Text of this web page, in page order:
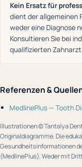
Kein Ersatz für
dient der
weder eine Diagnose
Konsultieren Sie bei
qualifizierten
Referenzen &
MedlinePlus — Tooth
Illustrationen © Tantalya
Originaldiagramme. Die
Gesundheitsinformationen
(MedlinePlus). Weder mit